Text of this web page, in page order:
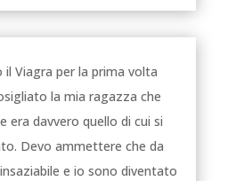
Viagra per la prima volta
la mia ragazza che
era davvero quello di cui si
Devo ammettere che da
e io sono diventato